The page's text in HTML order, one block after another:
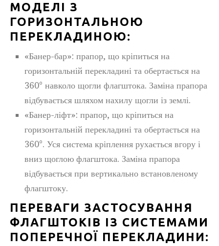
МОДЕЛІ З
ГОРИЗОНТАЛЬНОЮ
ПЕРЕКЛАДИНОЮ:
«Банер-бар»: прапор, що кріпиться на
горизонтальній перекладині та обертається на
360° навколо щогли флагштока. Заміна прапора
відбувається шляхом нахилу щогли із землі.
«Банер-ліфт»: прапор, що кріпиться на
горизонтальній перекладині та обертається на
360°. Уся система кріплення рухається вгору і
вниз щоглою флагштока. Заміна прапора
відбувається при вертикально встановленому
флагштоку.
ПЕРЕВАГИ ЗАСТОСУВАННЯ
ФЛАГШТОКІВ ІЗ СИСТЕМАМИ
ПОПЕРЕЧНОЇ ПЕРЕКЛАДИНИ: